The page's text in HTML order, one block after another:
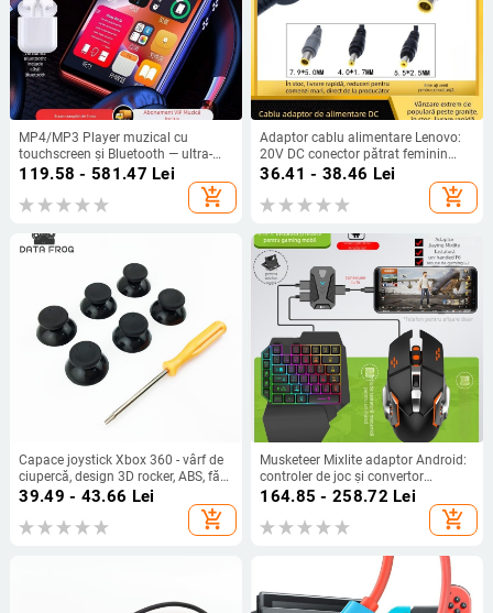
MP4/MP3 Player muzical cu
touchscreen și Bluetooth — ultra-
subțire, pentru citirea romanelor
119.58 - 581.47 Lei
add_shopping_cart
Adaptor cablu alimentare Lenovo:
20V DC conector pătrat feminin
către 7950/5525/4017, model 7950
5525 4017, lungime fir 0,15 m, OEM,
linie de conversie a energiei
36.41 - 38.46 Lei
add_shopping_cart
Capace joystick Xbox 360 - vârf de
ciupercă, design 3D rocker, ABS, fără
vibrații, include 6 capace și 1
39.49 - 43.66 Lei
add_shopping_cart
Musketeer Mixlite adaptor Android:
controler de joc și convertor
tastatură/mouse — USB, Bluetooth,
ABS, pentru un singur utilizator
164.85 - 258.72 Lei
add_shopping_cart